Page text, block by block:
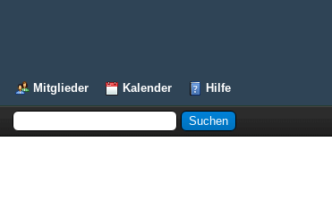
Mitglieder Kalender Hilfe